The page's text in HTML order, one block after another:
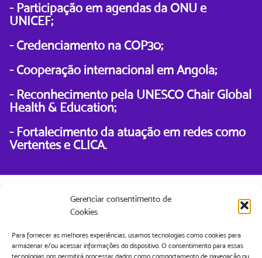
Gerenciar consentimento de
Cookies
Para fornecer as melhores experiências, usamos tecnologias como cookies para
armazenar e/ou acessar informações do dispositivo. O consentimento para essas
tecnologias nos permitirá processar dados como comportamento de navegação ou
- Participação em agendas da ONU e
UNICEF;
- Credenciamento na COP30;
- Cooperação internacional em Angola;
- Reconhecimento pela UNESCO Chair Global
Health & Education;
- Fortalecimento da atuação em redes como
Vertentes e CLICA.
O futuro da saúde mental depende de
ecossistemas capazes de cuidar.
O relatório completo reúne dados,